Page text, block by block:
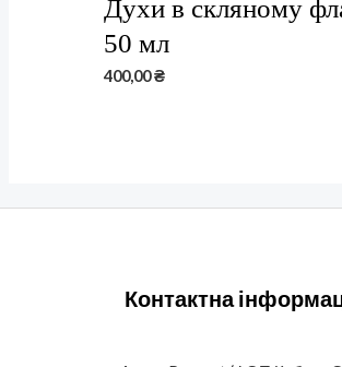
Духи в скляному
50 мл
400,00₴
Контактна